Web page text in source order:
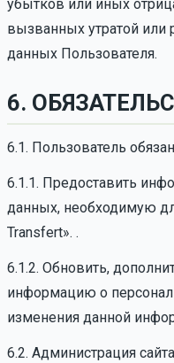
убытков или иных
вызванных утратой
данных Пользователя.
6.
6.1. Пользователь
6.1.1. Предоставить
данных, необходимую
Transfert». .
6.1.2. Обновить,
информацию о
изменения данной
6.2. Администрация